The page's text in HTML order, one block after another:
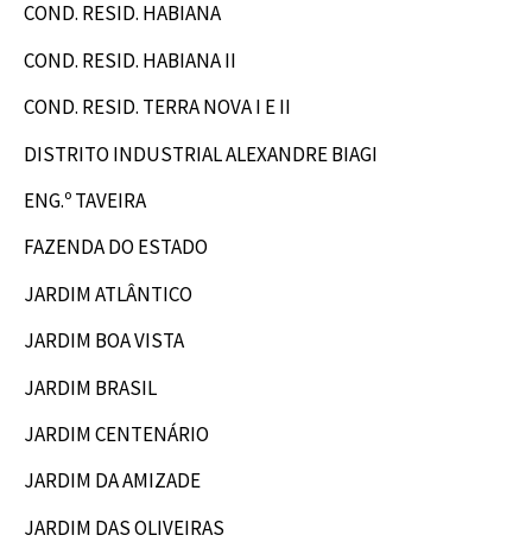
COND. RESID. HABIANA
COND. RESID. HABIANA II
COND. RESID. TERRA NOVA I E II
DISTRITO INDUSTRIAL ALEXANDRE BIAGI
ENG.º TAVEIRA
FAZENDA DO ESTADO
JARDIM ATLÂNTICO
JARDIM BOA VISTA
JARDIM BRASIL
JARDIM CENTENÁRIO
JARDIM DA AMIZADE
JARDIM DAS OLIVEIRAS